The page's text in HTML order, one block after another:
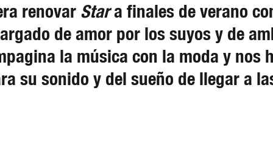
renovar Stara finales de verano
de amor por los suyos y de
la música con la moda y nos
su sonido y del sueño de llegar a